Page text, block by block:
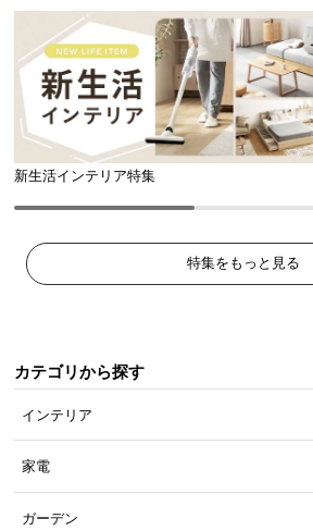
企
新生活インテリア特集
特集をもっと見る
カテゴリから探す
インテリア
家電
ガーデン